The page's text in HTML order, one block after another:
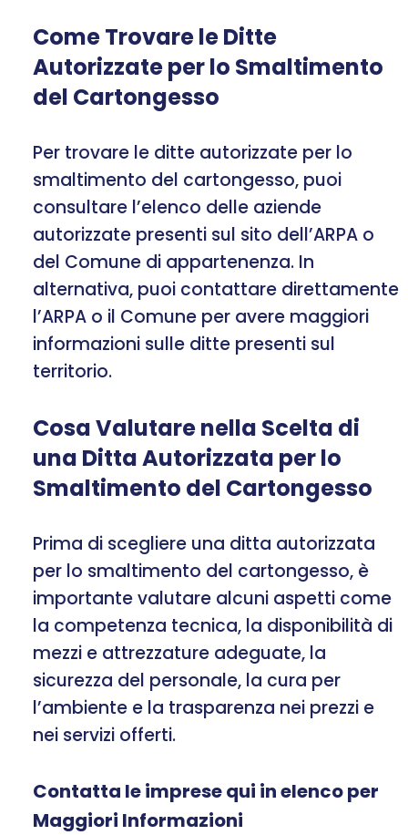
Come Trovare le Ditte
Autorizzate per lo Smaltimento
del Cartongesso
Per trovare le ditte autorizzate per lo
smaltimento del cartongesso, puoi
consultare l’elenco delle aziende
autorizzate presenti sul sito dell’ARPA o
del Comune di appartenenza. In
alternativa, puoi contattare direttamente
l’ARPA o il Comune per avere maggiori
informazioni sulle ditte presenti sul
territorio.
Cosa Valutare nella Scelta di
una Ditta Autorizzata per lo
Smaltimento del Cartongesso
Prima di scegliere una ditta autorizzata
per lo smaltimento del cartongesso, è
importante valutare alcuni aspetti come
la competenza tecnica, la disponibilità di
mezzi e attrezzature adeguate, la
sicurezza del personale, la cura per
l’ambiente e la trasparenza nei prezzi e
nei servizi offerti.
Contatta le imprese qui in elenco per
Maggiori Informazioni